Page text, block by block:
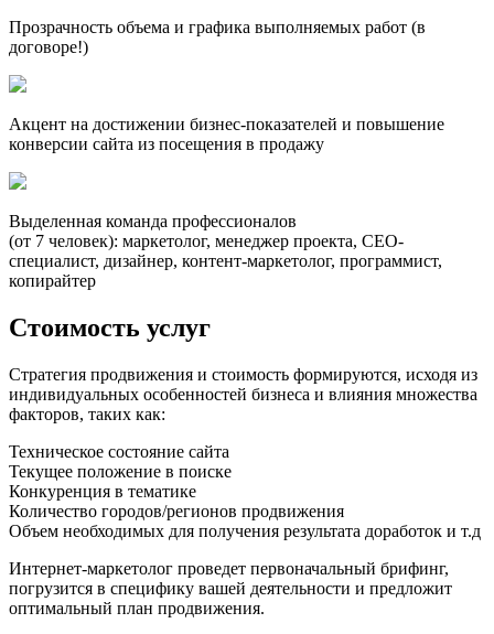
Прозрачность объема и графика выполняемых работ (в
договоре!)
Акцент на достижении бизнес-показателей и повышение
конверсии сайта из посещения в продажу
Выделенная команда профессионалов
(от 7 человек): маркетолог, менеджер проекта, СЕО-
специалист, дизайнер, контент-маркетолог, программист,
копирайтер
Стоимость услуг
Стратегия продвижения и стоимость формируются, исходя из
индивидуальных особенностей бизнеса и влияния множества
факторов, таких как:
Техническое состояние сайта
Текущее положение в поиске
Конкуренция в тематике
Количество городов/регионов продвижения
Объем необходимых для получения результата доработок и т.д
Интернет-маркетолог проведет первоначальный брифинг,
погрузится в специфику вашей деятельности и предложит
оптимальный план продвижения.